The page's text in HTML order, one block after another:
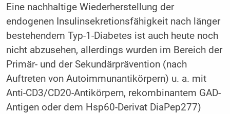
Eine nachhaltige Wiederherstellung der
endogenen Insulinsekretionsfähigkeit nach länger
bestehendem Typ-1-Diabetes ist auch heute noch
nicht abzusehen, allerdings wurden im Bereich der
Primär- und der Sekundärprävention (nach
Auftreten von Autoimmunantikörpern) u. a. mit
Anti-CD3/CD20-Antikörpern, rekombinantem GAD-
Antigen oder dem Hsp60-Derivat DiaPep277)